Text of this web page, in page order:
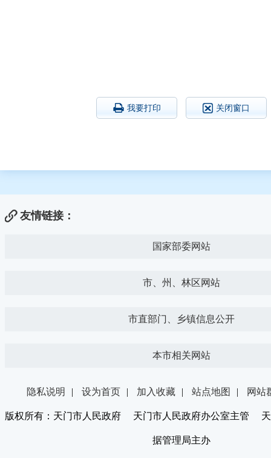
我要打印 关闭窗口
友情链接：
国家部委网站
市、州、林区网站
市直部门、乡镇信息公开
本市相关网站
隐私说明 | 设为首页 | 加入收藏 | 站点地图 | 网站
版权所有：天门市人民政府 天门市人民政府办公室主管 天
据管理局主办